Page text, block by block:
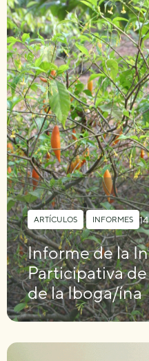
ARTÍCULOS , INFORMES
Informe de la
Participativa
de la Iboga/ína